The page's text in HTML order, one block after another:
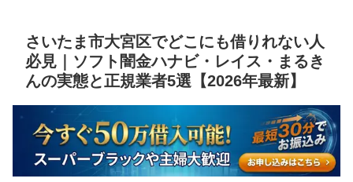
さいたま市大宮区でどこにも借りれない人
必見｜ソフト闇金ハナビ・レイス・まるき
んの実態と正規業者5選【2026年最新】